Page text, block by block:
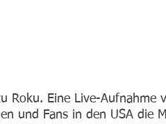
Roku. Eine Live-
und Fans in den USA die